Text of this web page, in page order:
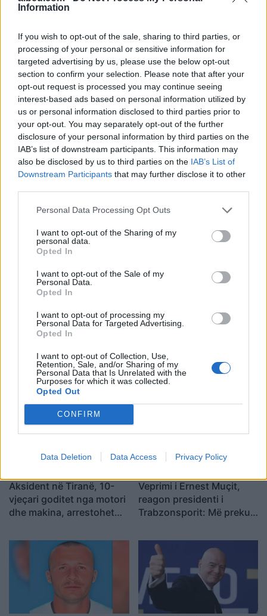
Information
If you wish to opt-out of the sale, sharing to third parties, or
processing of your personal or sensitive information for
targeted advertising by us, please use the below opt-out
section to confirm your selection. Please note that after your
opt-out request is processed you may continue seeing
interest-based ads based on personal information utilized by
us or personal information disclosed to third parties prior to
your opt-out. You may separately opt-out of the further
disclosure of your personal information by third parties on the
IAB’s list of downstream participants. This information may
also be disclosed by us to third parties on the IAB’s List of
Downstream Participants that may further disclose it to other
Personal Data Processing Opt Outs
I want to opt-out of the Sharing of my
personal data.
Opted In
I want to opt-out of the Sale of my
Personal Data.
Opted In
I want to opt-out of processing my
Personal Data for Targeted Advertising.
Opted In
I want to opt-out of Collection, Use,
Retention, Sale, and/or Sharing of my
Personal Data that Is Unrelated with the
Purposes for which it was collected.
Opted Out
CONFIRM
Data Deletion Data Access Privacy Policy
Tags:
Gjykatën e Lartë , Rekurs , veliaj
Zbardhet zjarrvënia në
që dogji banesën e
konkurrentëve
Reforma territoriale/
publike, Doka: Qëndrimi
përplasjet politike
vajza e ish-ministrit të
Shëndetësisë heq dorë
nga shtetësia shqiptare
gjykata e Tiranës lë në
burg aktivisten turke,
Aksident në Tiranë, 10-
vjeçari goditet nga motori
dhe makina, arrestohet
shoferi që iku
Veprimi i Ernest Muçit,
reagon presidenti i
Trabzonsporit: Më preku